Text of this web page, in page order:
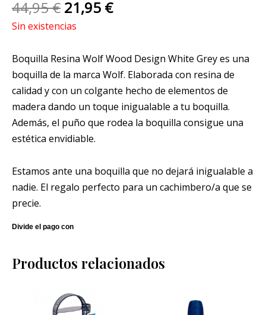
44,95€ 21,95 €
Sin existencias
Boquilla Resina Wolf Wood Design White Grey es una
boquilla de la marca Wolf. Elaborada con resina de
calidad y con un colgante hecho de elementos de
madera dando un toque inigualable a tu boquilla.
Además, el puño que rodea la boquilla consigue una
estética envidiable.
Estamos ante una boquilla que no dejará inigualable a
nadie. El regalo perfecto para un cachimbero/a que se
precie.
Productos relacionados